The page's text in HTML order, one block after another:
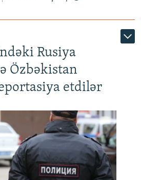
Rusiya
Özbəkistan
etdilər